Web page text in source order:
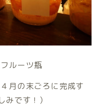
ルーツ瓶
月の末ごろに完成す
です！）